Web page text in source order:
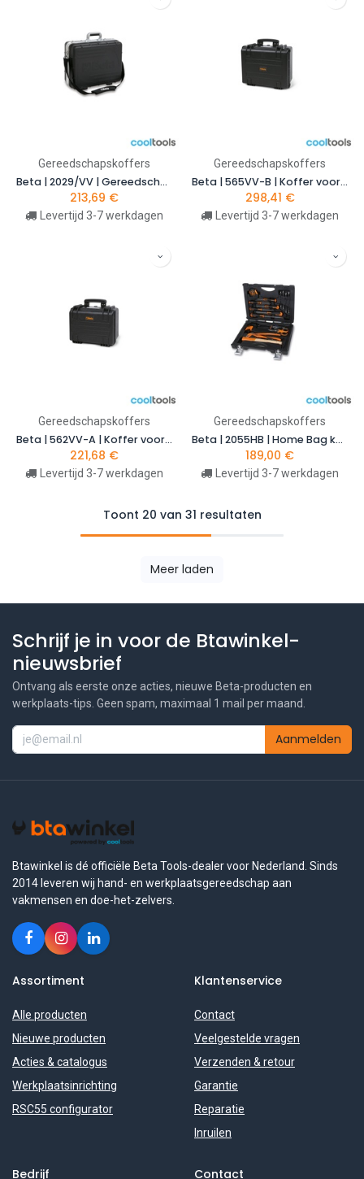
Gereedschapskoffers
Beta | 2029/VV | Gereedschapskoffer, leeg | 020290000
213,69 €
Levertijd 3-7 werkdagen
Gereedschapskoffers
Beta | 565VV-B | Koffer voor krachtvermeerderaar, slijtvast polypropyleen met zachte inleg | 005650502
298,41 €
Levertijd 3-7 werkdagen
Gereedschapskoffers
Beta | 562VV-A | Koffer voor krachtvermeerderaar, slijtvast polypropyleen met zachte inleg | 005620501
221,68 €
Levertijd 3-7 werkdagen
Gereedschapskoffers
Beta | 2055HB | Home Bag kunststof koffer met 24-delig assortiment gereedschappen | 020550215
189,00 €
Levertijd 3-7 werkdagen
Toont 20 van 31 resultaten
Meer laden
Schrijf je in voor de Btawinkel-
nieuwsbrief
Ontvang als eerste onze acties, nieuwe Beta-producten en
werkplaats-tips. Geen spam, maximaal 1 mail per maand.
Aanmelden
Btawinkel is dé officiële Beta Tools-dealer voor Nederland. Sinds
2014 leveren wij hand- en werkplaatsgereedschap aan
vakmensen en doe-het-zelvers.
Assortiment
Alle producten
Nieuwe producten
Acties & catalogus
Werkplaatsinrichting
RSC55 configurator
Klantenservice
Contact
Veelgestelde vragen
Verzenden & retour
Garantie
Reparatie
Inruilen
Bedrijf Contact